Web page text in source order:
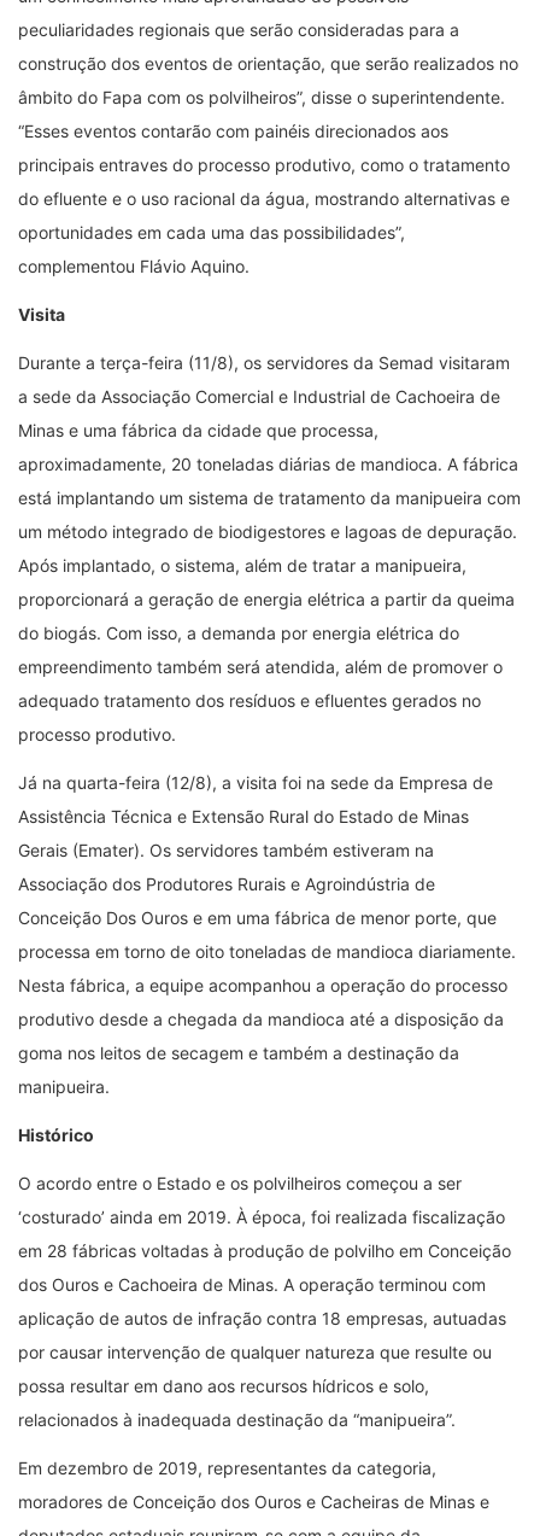
peculiaridades regionais que serão consideradas para a
construção dos eventos de orientação, que serão realizados no
âmbito do Fapa com os polvilheiros”, disse o superintendente.
“Esses eventos contarão com painéis direcionados aos
principais entraves do processo produtivo, como o tratamento
do efluente e o uso racional da água, mostrando alternativas e
oportunidades em cada uma das possibilidades”,
complementou Flávio Aquino.
Visita
Durante a terça-feira (11/8), os servidores da Semad visitaram
a sede da Associação Comercial e Industrial de Cachoeira de
Minas e uma fábrica da cidade que processa,
aproximadamente, 20 toneladas diárias de mandioca. A fábrica
está implantando um sistema de tratamento da manipueira com
um método integrado de biodigestores e lagoas de depuração.
Após implantado, o sistema, além de tratar a manipueira,
proporcionará a geração de energia elétrica a partir da queima
do biogás. Com isso, a demanda por energia elétrica do
empreendimento também será atendida, além de promover o
adequado tratamento dos resíduos e efluentes gerados no
processo produtivo.
Já na quarta-feira (12/8), a visita foi na sede da Empresa de
Assistência Técnica e Extensão Rural do Estado de Minas
Gerais (Emater). Os servidores também estiveram na
Associação dos Produtores Rurais e Agroindústria de
Conceição Dos Ouros e em uma fábrica de menor porte, que
processa em torno de oito toneladas de mandioca diariamente.
Nesta fábrica, a equipe acompanhou a operação do processo
produtivo desde a chegada da mandioca até a disposição da
goma nos leitos de secagem e também a destinação da
manipueira.
Histórico
O acordo entre o Estado e os polvilheiros começou a ser
‘costurado’ ainda em 2019. À época, foi realizada fiscalização
em 28 fábricas voltadas à produção de polvilho em Conceição
dos Ouros e Cachoeira de Minas. A operação terminou com
aplicação de autos de infração contra 18 empresas, autuadas
por causar intervenção de qualquer natureza que resulte ou
possa resultar em dano aos recursos hídricos e solo,
relacionados à inadequada destinação da “manipueira”.
Em dezembro de 2019, representantes da categoria,
moradores de Conceição dos Ouros e Cacheiras de Minas e